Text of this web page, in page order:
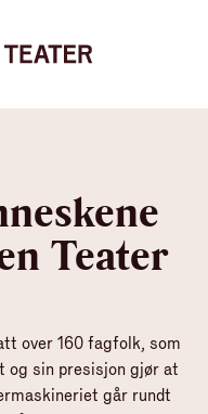
forsiden
Teater
over 160 fagfolk, som
og sin presisjon gjør at
går rundt